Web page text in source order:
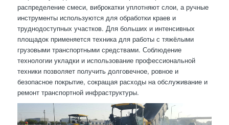
распределение смеси, виброкатки уплотняют слои, а ручные
инструменты используются для обработки краев и
труднодоступных участков. Для больших и интенсивных
площадок применяется техника для работы с тяжёлыми
грузовыми транспортными средствами. Соблюдение
технологии укладки и использование профессиональной
техники позволяет получить долговечное, ровное и
безопасное покрытие, сокращая расходы на обслуживание и
ремонт транспортной инфраструктуры.